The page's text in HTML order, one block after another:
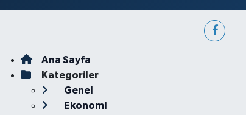
Ana Sayfa
Kategoriler
Genel
Ekonomi